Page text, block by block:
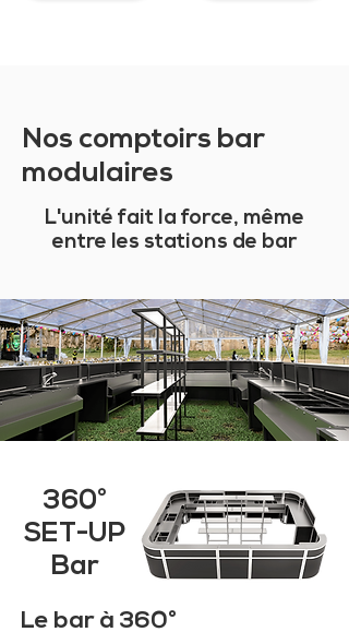
Nos comptoirs bar
modulaires
L'unité fait la force, même
entre les stations de bar
360°
SET-UP
Bar
Le bar à 360°